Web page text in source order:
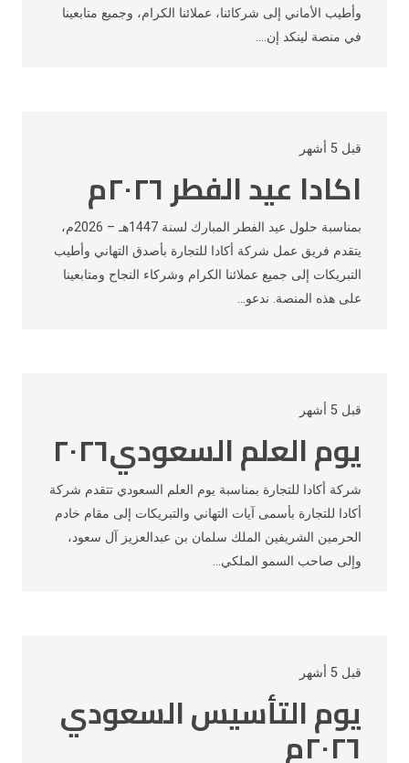
وأطيب الأماني إلى شركائنا، عملائنا الكرام، وجميع متابعينا
في منصة لينكد إن.…
قبل 5 أشهر
اكادا عيد الفطر ٢٠٢٦م
بمناسبة حلول عيد الفطر المبارك لسنة 1447هـ – 2026م،
يتقدم فريق عمل شركة أكادا للتجارة بأصدق التهاني وأطيب
التبريكات إلى جميع عملائنا الكرام وشركاء النجاح ومتابعينا
على هذه المنصة. ندعو…
قبل 5 أشهر
يوم العلم السعودي٢٠٢٦
شركة أكادا للتجارة بمناسبة يوم العلم السعودي تتقدم شركة
أكادا للتجارة بأسمى آيات التهاني والتبريكات إلى مقام خادم
الحرمين الشريفين الملك سلمان بن عبدالعزيز آل سعود،
وإلى صاحب السمو الملكي…
قبل 5 أشهر
يوم التأسيس السعودي
٢٠٢٦م